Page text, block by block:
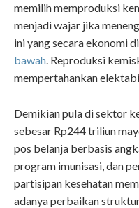
memilih memproduksi
menjadi wajar jika
ini yang secara ekonomi
bawah . Reproduksi
mempertahankan
Demikian pula di sektor
sebesar Rp244 triliun
pos belanja berbasis
program imunisasi, dan
partisipan kesehatan
adanya perbaikan